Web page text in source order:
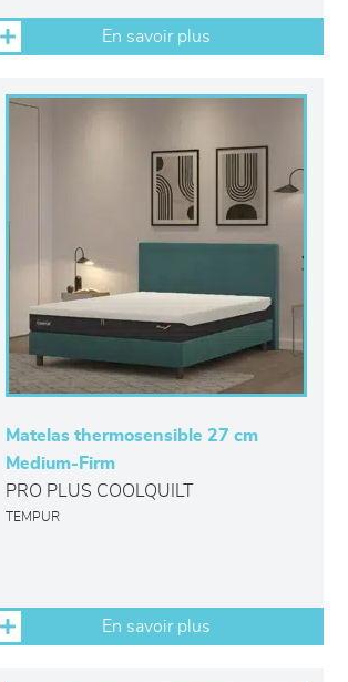
En savoir plus
Matelas thermosensible 27 cm
Medium-Firm
PRO PLUS COOLQUILT
TEMPUR
En savoir plus